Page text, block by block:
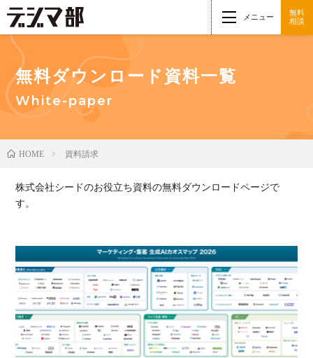
メニュー
無料
相談
無料ダウンロード資料一覧
White-paper
HOME 資料請求
株式会社シードのお役立ち資料の無料ダウンロードページで
す。